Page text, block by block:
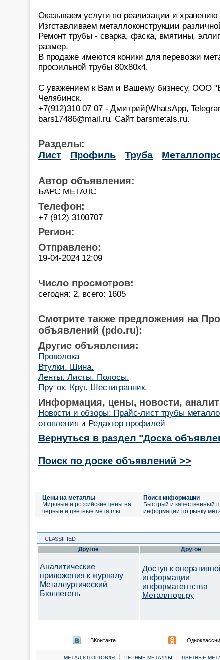
Оказываем услуги по реализации и
Изготавливаем металлоконструкции
Ремонт трубы - сварка, фаска, вмятины,
размер.
В продаже имеются коники для перевозки
профильной трубы 80х80х4.
С уважением к Вам и Вашему бизнесу, ООО
Челябинск.
+7(912)310 07 07 - Дмитрий(WhatsApp,
bars17486@mail.ru. Сайт barsmetals.ru.
Разделы:
Лист
Профиль Труба
Автор объявления:
БАРС МЕТАЛС
Телефон:
+7 (912) 3100707
Регион:
Отправлено:
19-04-2024 12:09
Число просмотров:
сегодня: 2, всего: 1605
Смотрите также предложения на
объявлений (pdo.ru):
Другие объявления:
Проволока
Втулки. Шина.
Ленты. Листы. Полосы.
Пруток. Круг. Шестигранник.
Информация, цены, новости,
Новости и обзоры: Прайс-лист трубы
отопления и Редактор профилей
Вернуться в раздел "Доска
Поиск по доске объявлений >>
Цены на металлы
Мировые и российские цены на
черные и цветные металлы
Поиск информации
Быстрый и качественный
информации по рынку
CLASSIFIED
Другое
Аналитические
приложения к журналу
Металлургический
Бюллетень
Другое
Доступ к
информации
информагентства
Металлторг.ру
ВКонтакте
МЕТАЛЛОТОРГОВЛЯ | ЧЕРНЫЕ МЕТАЛЛЫ | ЦВЕТНЫЕ